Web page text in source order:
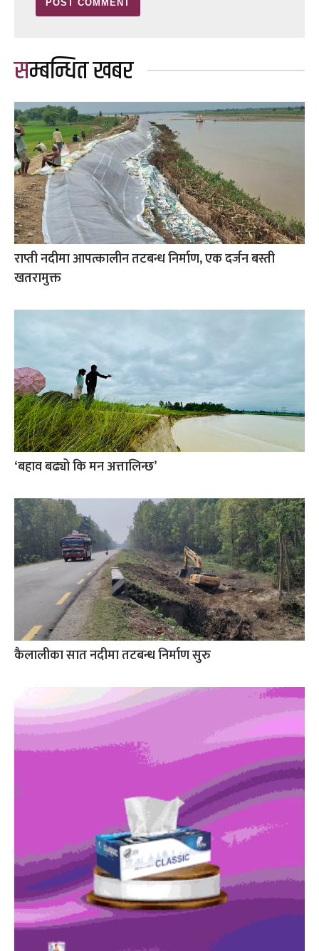
सम्बन्धित खबर
राप्ती नदीमा आपत्कालीन तटबन्ध निर्माण, एक दर्जन बस्ती
खतरामुक्त
‘बहाव बढ्यो कि मन अत्तालिन्छ’
कैलालीका सात नदीमा तटबन्ध निर्माण सुरु